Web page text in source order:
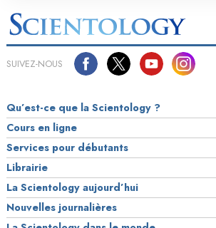
SUIVEZ-NOUS
Qu’est-ce que la Scientology ?
Cours en ligne
Services pour débutants
Librairie
La Scientology aujourd’hui
Nouvelles journalières